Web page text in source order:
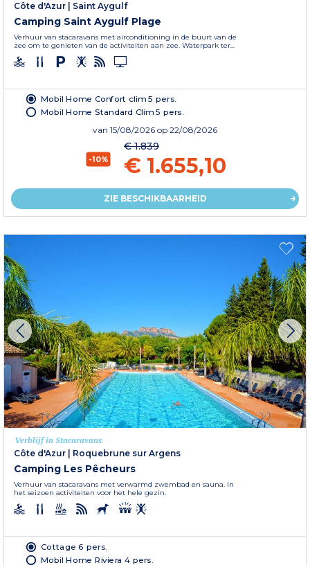
Côte d'Azur
Saint Aygulf
Camping Saint Aygulf Plage
Verhuur van stacaravans met airconditioning in de buurt van de
zee om te genieten van de activiteiten aan zee. Waterpark ter...
Mobil Home Confort clim 5 pers.
Mobil Home Standard Clim 5 pers.
van 15/08/2026 op 22/08/2026
-10%
€ 1.839
€ 1.655,10
ZIE BESCHIKBAARHEID
Verblijf in Stacaravans
Côte d'Azur | Roquebrune sur Argens
Camping Les Pêcheurs
Verhuur van stacaravans met verwarmd zwembad en sauna. In
het seizoen activiteiten voor het hele gezin.
Cottage 6 pers.
Mobil Home Riviera 4 pers.